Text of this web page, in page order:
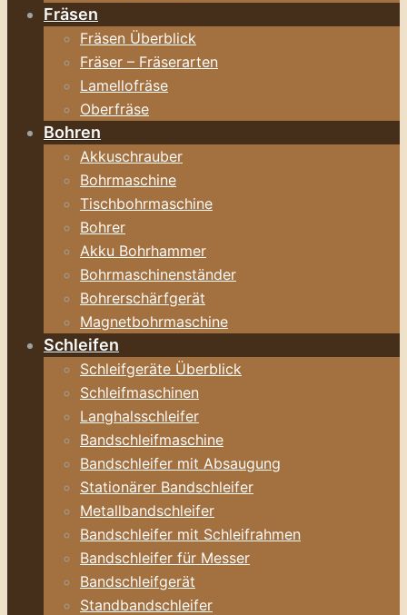
Fräsen
Fräsen Überblick
Fräser – Fräserarten
Lamellofräse
Oberfräse
Bohren
Akkuschrauber
Bohrmaschine
Tischbohrmaschine
Bohrer
Akku Bohrhammer
Bohrmaschinenständer
Bohrerschärfgerät
Magnetbohrmaschine
Schleifen
Schleifgeräte Überblick
Schleifmaschinen
Langhalsschleifer
Bandschleifmaschine
Bandschleifer mit Absaugung
Stationärer Bandschleifer
Metallbandschleifer
Bandschleifer mit Schleifrahmen
Bandschleifer für Messer
Bandschleifgerät
Standbandschleifer